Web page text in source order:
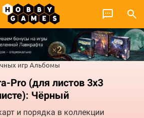
игр Альбомы
Pro (для листов 3х3
Чёрный
и порядка в коллекции